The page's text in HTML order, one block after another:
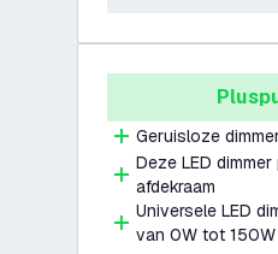
Geruisloze
Deze LED
afdekraam
Universele LED
van 0W tot 150W